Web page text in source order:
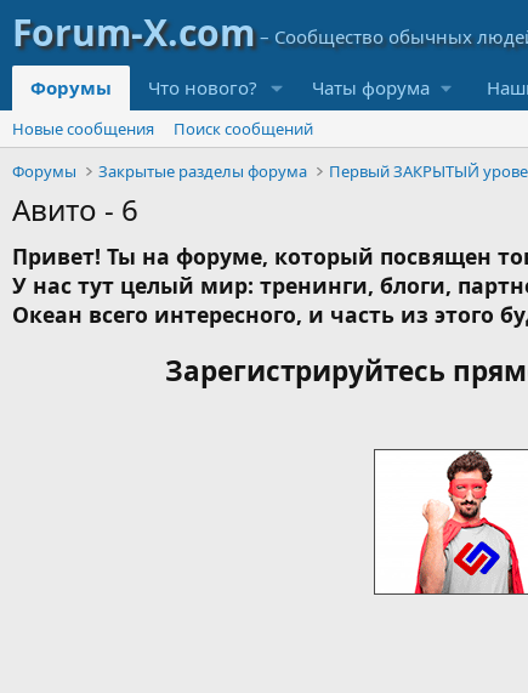
Форумы Что нового? Чаты форума
Новые сообщения
Поиск сообщений
Форумы
Закрытые разделы форума Первый ЗАКРЫТЫЙ
Авито - 6
Привет! Ты на форуме, который посвящен
У нас тут целый мир: тренинги, блоги,
Океан всего интересного, и часть из этого
Зарегистрируйтесь